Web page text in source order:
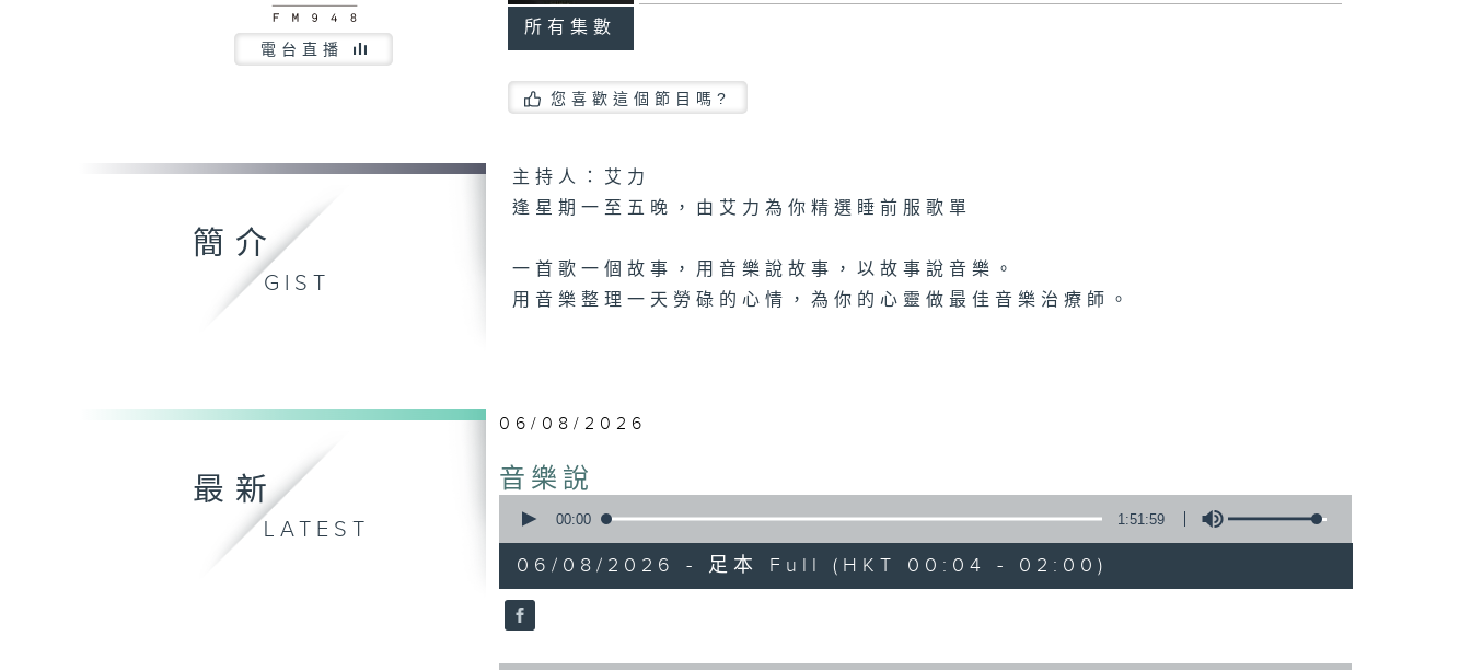
電台直播
所有集數
您喜歡這個節目嗎?
簡介
GIST
主持人：艾力
逢星期一至五晚，由艾力為你精選睡前服歌單
一首歌一個故事，用音樂說故事，以故事說音樂。
用音樂整理一天勞碌的心情，為你的心靈做最佳音樂治療師。
最新
LATEST
06/08/2026
音樂說
seconds
hour,
51
minutes,
59
90%
00:00 1:51:59
06/08/2026 - 足本 Full (HKT 00:04 - 02:00)